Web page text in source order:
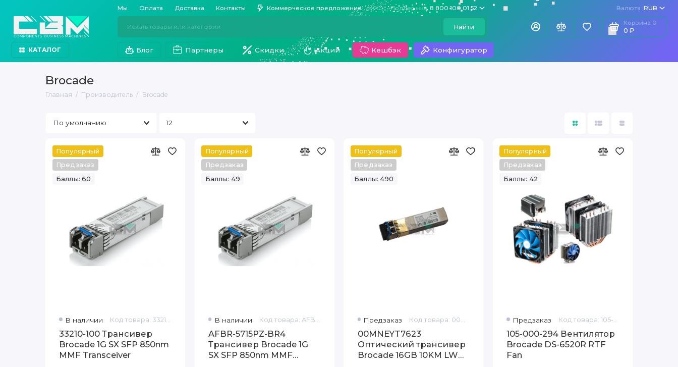
Мы Оплата Доставка Контакты Коммерческое предложение Поддержка 8 800 100 01 52 Валюта RUB
Найти
Корзина 0
0 ₽
КАТАЛОГ Блог Партнеры Скидки Акции Кешбэк Конфигуратор
Brocade
Главная Производитель Brocade
Популярный
Предзаказ
Баллы: 60
В наличии Код товара: 33210-100
33210-100 Трансивер
Brocade 1G SX SFP 850nm
MMF Transceiver
Популярный
Предзаказ
Баллы: 49
В наличии Код товара: AFBR-5715PZ-BR4
AFBR-5715PZ-BR4
Трансивер Brocade 1G
SX SFP 850nm MMF
Популярный
Предзаказ
Баллы: 490
Предзаказ Код товара: 00MNEYT7623
00MNEYT7623
Оптический трансивер
Brocade 16GB 10KM LW
Популярный
Предзаказ
Баллы: 42
Предзаказ Код товара: 105-000-294
105-000-294 Вентилятор
Brocade DS-6520R RTF
Fan